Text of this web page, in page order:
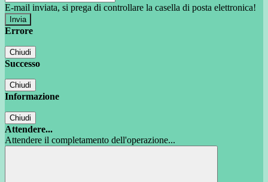
E-mail inviata, si prega di controllare la casella di posta elettronica!
Errore
Chiudi
Successo
Chiudi
Informazione
Chiudi
Attendere...
Attendere il completamento dell'operazione...